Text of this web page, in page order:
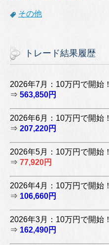
その他
トレード結果履歴
2026年7月：10万円で開始！
⇒ 563,850円
2026年6月：10万円で開始！
⇒ 207,220円
2026年5月：10万円で開始！
⇒ 77,920円
2026年4月：10万円で開始！
⇒ 106,660円
2026年3月：10万円で開始！
⇒ 162,490円